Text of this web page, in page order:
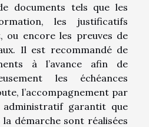
documents tels que les
les justificatifs
ou encore les preuves de
Il est recommandé de
à l’avance afin de
les échéances
l’accompagnement par
garantit que
démarche sont réalisées